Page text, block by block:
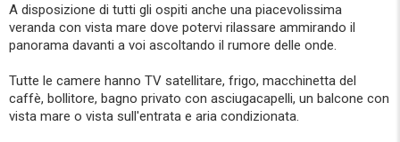
A disposizione di tutti gli ospiti anche una piacevolissima
veranda con vista mare dove potervi rilassare ammirando il
panorama davanti a voi ascoltando il rumore delle onde.
Tutte le camere hanno TV satellitare, frigo, macchinetta del
caffè, bollitore, bagno privato con asciugacapelli, un balcone con
vista mare o vista sull'entrata e aria condizionata.